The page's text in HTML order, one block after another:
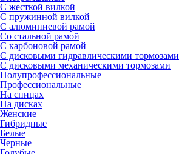
С жесткой вилкой
С пружинной вилкой
С алюминиевой рамой
Со стальной рамой
С карбоновой рамой
С дисковыми гидравлическими тормозами
С дисковыми механическими тормозами
Полупрофессиональные
Профессиональные
На спицах
На дисках
Женские
Гибридные
Белые
Черные